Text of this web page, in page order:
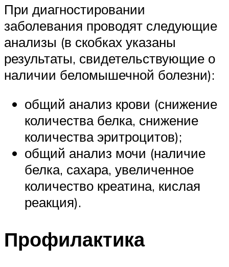
При диагностировании
заболевания проводят следующие
анализы (в скобках указаны
результаты, свидетельствующие о
наличии беломышечной болезни):
общий анализ крови (снижение
количества белка, снижение
количества эритроцитов);
общий анализ мочи (наличие
белка, сахара, увеличенное
количество креатина, кислая
реакция).
Профилактика